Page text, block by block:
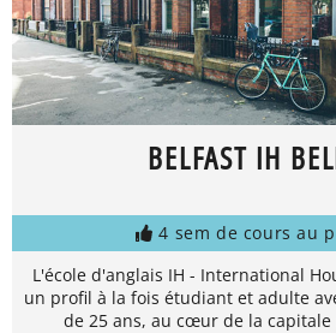
BELFAST IH
4 sem de cours au
L'école d'anglais IH - International
un profil à la fois étudiant et adulte
de 25 ans, au cœur de la